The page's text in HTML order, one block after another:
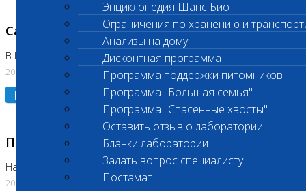
Энциклопедия Шанс Био
Ограничения по хранению и
Анализы на дому
Дисконтная программа
Программа поддержки питомников
Программа "Большая семья"
Программа "Спасенные хвосты"
Оставить отзыв о лаборатории
Бланки лаборатории
Задать вопрос специалисту
Постамат
Санитарный день
В Коломне 20.07.2026
20.07.2026
Подробнее
Приостановлено выполнение исследования
На Нагорной
20.07.2026